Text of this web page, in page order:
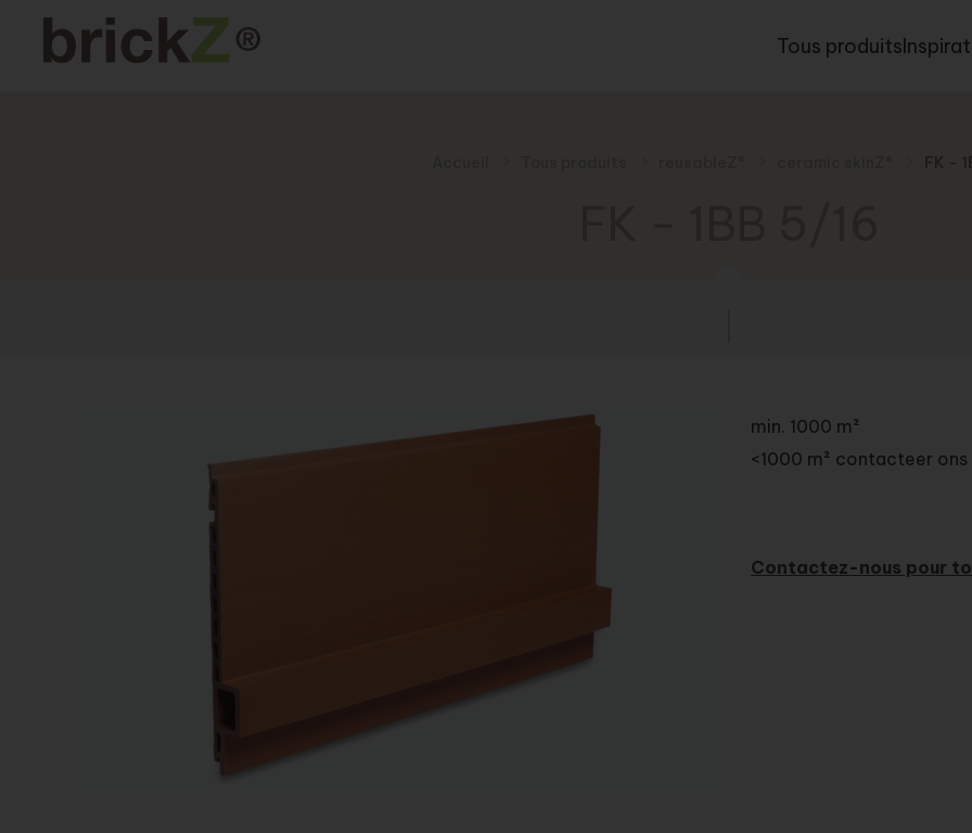
Tous produits
FK -
min. 1000 m²
<1000 m² contacteer ons
Contactez-nous pour